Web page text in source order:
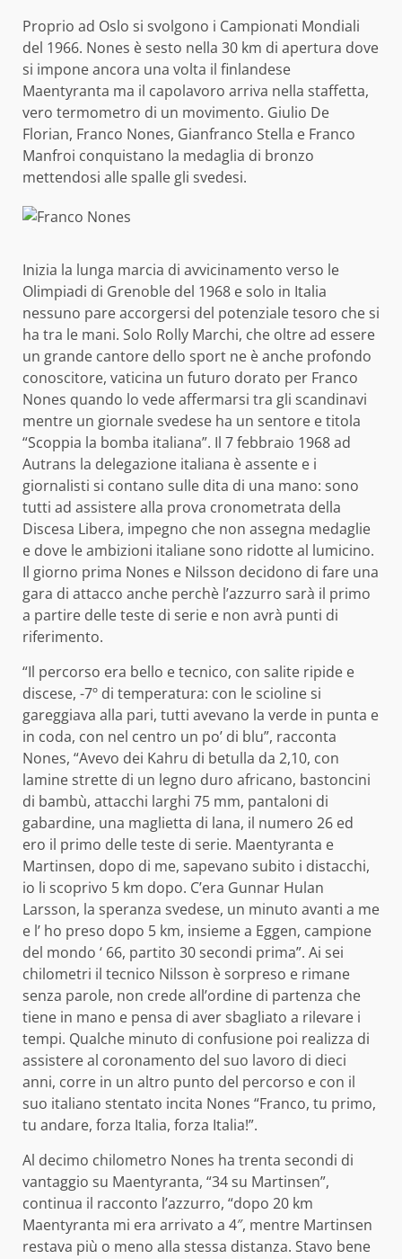
Proprio ad Oslo si svolgono i Campionati Mondiali
del 1966. Nones è sesto nella 30 km di apertura dove
si impone ancora una volta il finlandese
Maentyranta ma il capolavoro arriva nella staffetta,
vero termometro di un movimento. Giulio De
Florian, Franco Nones, Gianfranco Stella e Franco
Manfroi conquistano la medaglia di bronzo
mettendosi alle spalle gli svedesi.
Inizia la lunga marcia di avvicinamento verso le
Olimpiadi di Grenoble del 1968 e solo in Italia
nessuno pare accorgersi del potenziale tesoro che si
ha tra le mani. Solo Rolly Marchi, che oltre ad essere
un grande cantore dello sport ne è anche profondo
conoscitore, vaticina un futuro dorato per Franco
Nones quando lo vede affermarsi tra gli scandinavi
mentre un giornale svedese ha un sentore e titola
“Scoppia la bomba italiana”. Il 7 febbraio 1968 ad
Autrans la delegazione italiana è assente e i
giornalisti si contano sulle dita di una mano: sono
tutti ad assistere alla prova cronometrata della
Discesa Libera, impegno che non assegna medaglie
e dove le ambizioni italiane sono ridotte al lumicino.
Il giorno prima Nones e Nilsson decidono di fare una
gara di attacco anche perchè l’azzurro sarà il primo
a partire delle teste di serie e non avrà punti di
riferimento.
“Il percorso era bello e tecnico, con salite ripide e
discese, -7º di temperatura: con le scioline si
gareggiava alla pari, tutti avevano la verde in punta e
in coda, con nel centro un po’ di blu”, racconta
Nones, “Avevo dei Kahru di betulla da 2,10, con
lamine strette di un legno duro africano, bastoncini
di bambù, attacchi larghi 75 mm, pantaloni di
gabardine, una maglietta di lana, il numero 26 ed
ero il primo delle teste di serie. Maentyranta e
Martinsen, dopo di me, sapevano subito i distacchi,
io li scoprivo 5 km dopo. C’era Gunnar Hulan
Larsson, la speranza svedese, un minuto avanti a me
e l’ ho preso dopo 5 km, insieme a Eggen, campione
del mondo ‘ 66, partito 30 secondi prima”. Ai sei
chilometri il tecnico Nilsson è sorpreso e rimane
senza parole, non crede all’ordine di partenza che
tiene in mano e pensa di aver sbagliato a rilevare i
tempi. Qualche minuto di confusione poi realizza di
assistere al coronamento del suo lavoro di dieci
anni, corre in un altro punto del percorso e con il
suo italiano stentato incita Nones “Franco, tu primo,
tu andare, forza Italia, forza Italia!”.
Al decimo chilometro Nones ha trenta secondi di
vantaggio su Maentyranta, “34 su Martinsen”,
continua il racconto l’azzurro, “dopo 20 km
Maentyranta mi era arrivato a 4″, mentre Martinsen
restava più o meno alla stessa distanza. Stavo bene